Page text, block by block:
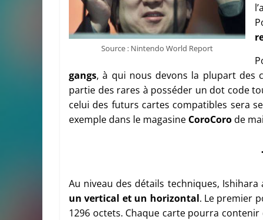
Source : Nintendo World Report
gangs, à qui nous devons la plupart des
partie des rares à posséder un dot code
celui des futurs cartes compatibles sera
exemple dans le magasine CoroCorode
Au niveau des détails techniques,
un vertical et un horizontal. Le premier
1296 octets. Chaque carte pourra